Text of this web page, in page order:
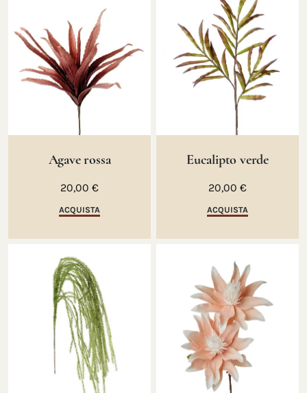
Agave rossa
20,00 €
ACQUISTA
Eucalipto verde
20,00 €
ACQUISTA